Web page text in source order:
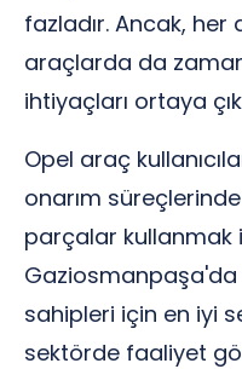
fazladır. Ancak,
araçlarda da
ihtiyaçları ortaya
Opel araç
onarım
parçalar kullanmak
sahipleri için en iyi
sektörde faaliyet